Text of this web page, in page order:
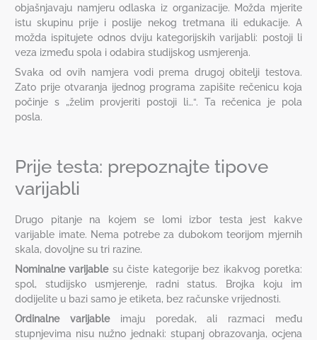
objašnjavaju namjeru odlaska iz organizacije. Možda mjerite
istu skupinu prije i poslije nekog tretmana ili edukacije. A
možda ispitujete odnos dviju kategorijskih varijabli: postoji li
veza između spola i odabira studijskog usmjerenja.
Svaka od ovih namjera vodi prema drugoj obitelji testova.
Zato prije otvaranja ijednog programa zapišite rečenicu koja
počinje s „želim provjeriti postoji li…“. Ta rečenica je pola
posla.
Prije testa: prepoznajte tipove
varijabli
Drugo pitanje na kojem se lomi izbor testa jest kakve
varijable imate. Nema potrebe za dubokom teorijom mjernih
skala, dovoljne su tri razine.
Nominalne varijablesu čiste kategorije bez ikakvog poretka:
spol, studijsko usmjerenje, radni status. Brojka koju im
dodijelite u bazi samo je etiketa, bez računske vrijednosti.
Ordinalne varijableimaju poredak, ali razmaci među
stupnjevima nisu nužno jednaki: stupanj obrazovanja, ocjena